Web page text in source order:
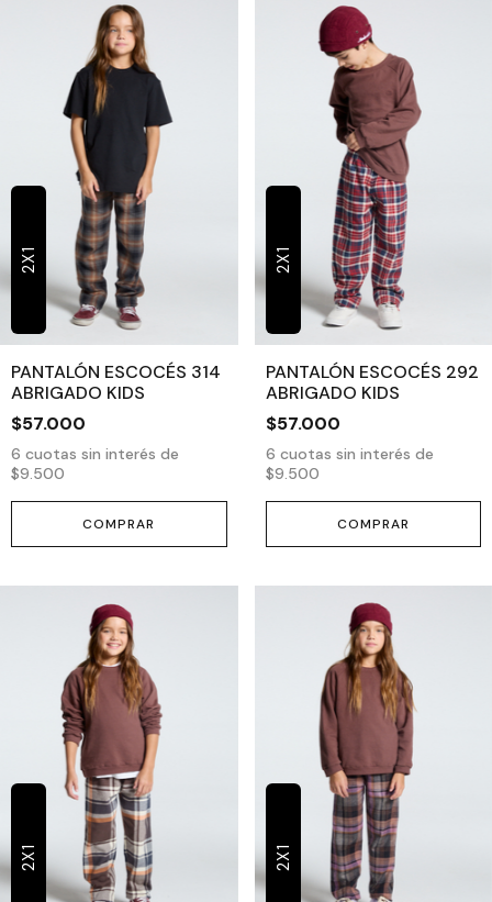
2X1
PANTALÓN ESCOCÉS 314
ABRIGADO KIDS
$57.000
6 cuotas sin interés de
$9.500
COMPRAR
2X1
PANTALÓN ESCOCÉS 292
ABRIGADO KIDS
$57.000
6 cuotas sin interés de
$9.500
COMPRAR
2X1 2X1